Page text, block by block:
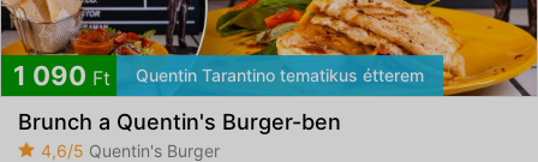
1 090 Ft Quentin Tarantino tematikus étterem
Brunch a Quentin's Burger-ben
4,6/5 Quentin's Burger